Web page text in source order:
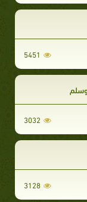
5451
3032
3128